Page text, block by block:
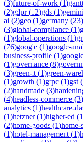
(3)future-of-work (1)gantt
(2)gdpr(12)gds (1)gemini
ai (2)geo (1)germany (23)
(3)global-compliance (1)
(1)global-operations (1)
(76)google (1)google-
business-profile (1)
(1)governance (8)
(3)green-it (1)green-
(1)growth (1)grpc (1)gst (
(2)handmade (3)
(4)headless-commerce (3)
analytics (1)healthcare-
(1)hetzner(1)higher-ed (1
(2)home-goods (1)home-
(1)hotel-management (1)